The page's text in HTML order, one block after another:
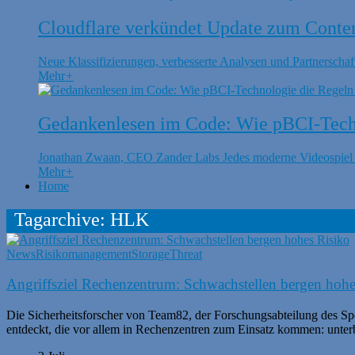
Cloudflare verkündet Update zum
Neue Klassifizierungen, verbesserte Analysen und
Mehr+
Gedankenlesen im Code: Wie pBCI-
Jonathan Zwaan, CEO Zander Labs Jedes moderne
Mehr+
Home
Tagarchive: HLK
NewsRisikomanagementStorageThreat
Angriffsziel Rechenzentrum: Schwachstellen bergen
Die Sicherheitsforscher von Team82, der Forschungsabteilung des
entdeckt, die vor allem in Rechenzentren zum Einsatz kommen: